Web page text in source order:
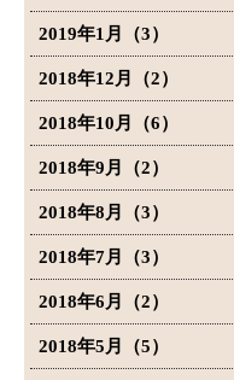
2019年1月（3）
2018年12月（2）
2018年10月（6）
2018年9月（2）
2018年8月（3）
2018年7月（3）
2018年6月（2）
2018年5月（5）